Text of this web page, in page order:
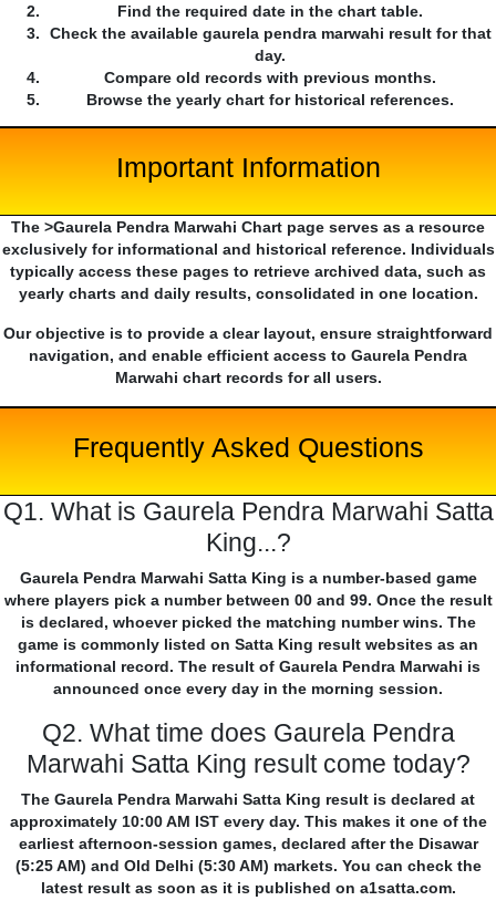
Find the required date in the chart table.
Check the available gaurela pendra marwahi result for that
day.
Compare old records with previous months.
Browse the yearly chart for historical references.
Important Information
The >Gaurela Pendra Marwahi Chart page serves as a resource
exclusively for informational and historical reference. Individuals
typically access these pages to retrieve archived data, such as
yearly charts and daily results, consolidated in one location.
Our objective is to provide a clear layout, ensure straightforward
navigation, and enable efficient access to Gaurela Pendra
Marwahi chart records for all users.
Frequently Asked Questions
Q1. What is Gaurela Pendra Marwahi Satta
King...?
Gaurela Pendra Marwahi Satta King is a number-based game
where players pick a number between 00 and 99. Once the result
is declared, whoever picked the matching number wins. The
game is commonly listed on Satta King result websites as an
informational record. The result of Gaurela Pendra Marwahi is
announced once every day in the morning session.
Q2. What time does Gaurela Pendra
Marwahi Satta King result come today?
The Gaurela Pendra Marwahi Satta King result is declared at
approximately 10:00 AM IST every day. This makes it one of the
earliest afternoon-session games, declared after the Disawar
(5:25 AM) and Old Delhi (5:30 AM) markets. You can check the
latest result as soon as it is published on a1satta.com.